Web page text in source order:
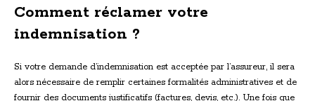
Comment réclamer votre
indemnisation ?
Si votre demande d’indemnisation est acceptée par l’assureur, il sera
alors nécessaire de remplir certaines formalités administratives et de
fournir des documents justificatifs (factures, devis, etc.). Une fois que